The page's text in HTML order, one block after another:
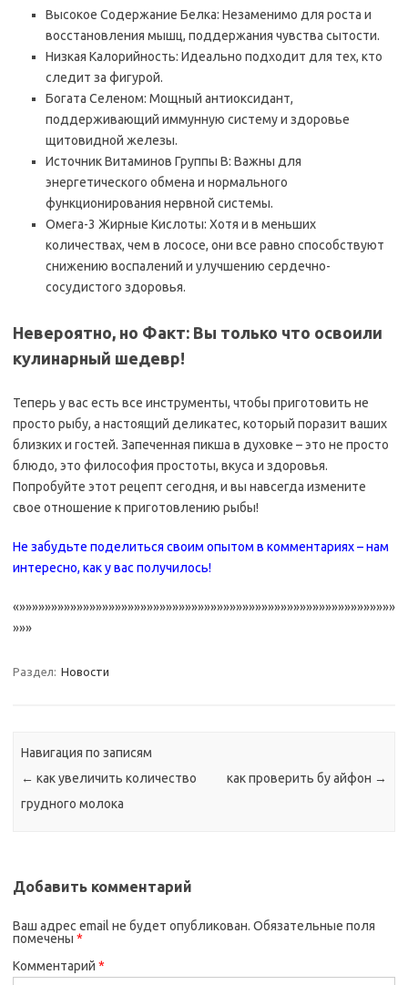
Высокое Содержание Белка: Незаменимо для роста и
восстановления мышц, поддержания чувства сытости.
Низкая Калорийность: Идеально подходит для тех, кто
следит за фигурой.
Богата Селеном: Мощный антиоксидант,
поддерживающий иммунную систему и здоровье
щитовидной железы.
Источник Витаминов Группы B: Важны для
энергетического обмена и нормального
функционирования нервной системы.
Омега-3 Жирные Кислоты: Хотя и в меньших
количествах, чем в лососе, они все равно способствуют
снижению воспалений и улучшению сердечно-
сосудистого здоровья.
Невероятно, но Факт: Вы только что освоили
кулинарный шедевр!
Теперь у вас есть все инструменты, чтобы приготовить не
просто рыбу, а настоящий деликатес, который поразит ваших
близких и гостей. Запеченная пикша в духовке – это не просто
блюдо, это философия простоты, вкуса и здоровья.
Попробуйте этот рецепт сегодня, и вы навсегда измените
свое отношение к приготовлению рыбы!
Не забудьте поделиться своим опытом в комментариях – нам
интересно, как у вас получилось!
«»»»»»»»»»»»»»»»»»»»»»»»»»»»»»»»»»»»»»»»»»»»»»»»»»»»»»»»»»»»
»»»
Раздел: Новости
Навигация по записям
← как увеличить количество
грудного молока
как проверить бу айфон →
Добавить комментарий
Ваш адрес email не будет опубликован. Обязательные поля
помечены *
Комментарий *